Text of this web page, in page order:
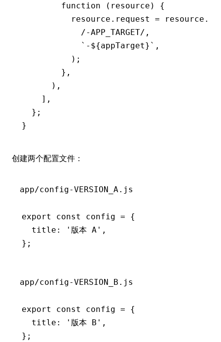
        function
(resource) {
          resource
.request = resource .
            /-APP_TARGET/
,
            `-
${appTarget} ` ,
          );
        }
,
      )
,
    ]
,
  };
}
创建两个配置文件：
app/config-VERSION_A.js
export const config = {
  title
: '版本 A' ,
};
app/config-VERSION_B.js
export const config = {
  title
: '版本 B' ,
};